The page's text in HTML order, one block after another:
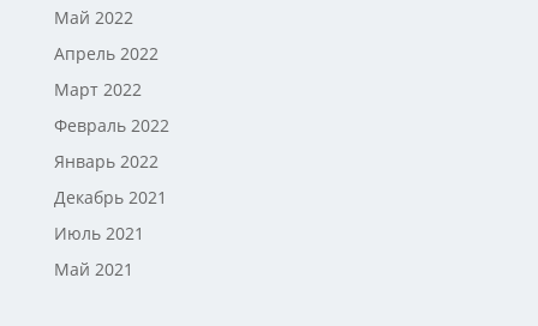
Май 2022
Апрель 2022
Март 2022
Февраль 2022
Январь 2022
Декабрь 2021
Июль 2021
Май 2021